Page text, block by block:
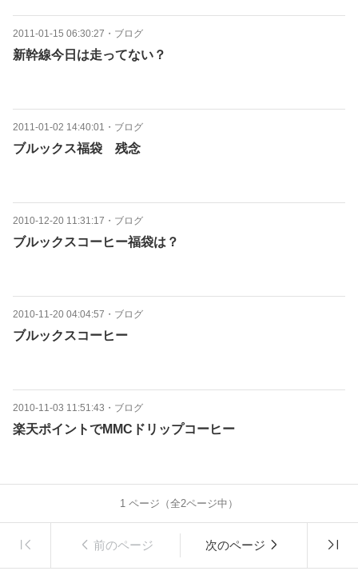
2011-01-15 06:30:27 ・ ブログ
新幹線今日は走ってない？
2011-01-02 14:40:01 ・ ブログ
ブルックス福袋 残念
2010-12-20 11:31:17 ・ ブログ
ブルックスコーヒー福袋は？
2010-11-20 04:04:57 ・ ブログ
ブルックスコーヒー
2010-11-03 11:51:43 ・ ブログ
楽天ポイントでMMCドリップコーヒー
1 ページ（全2ページ中）
前のページ 次のページ